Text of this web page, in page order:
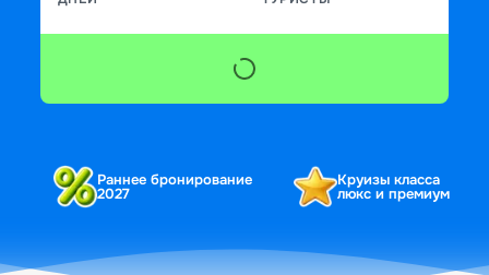
Раннее бронирование
2027
Круизы класса
люкс и премиум